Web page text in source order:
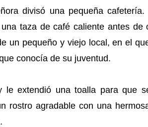
divisó una pequeña
taza de café caliente antes de
un pequeño y viejo local, en el
conocía de su juventud.
le extendió una toalla para que
rostro agradable con una